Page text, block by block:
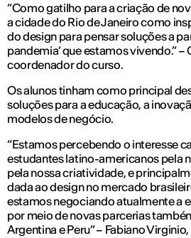
“Como gatilho para a criação de
a cidade do Rio de Janeiro como
do design para pensar soluções a
pandemia’ que estamos vivendo.”
coordenador do curso.
Os alunos tinham como principal
soluções para a educação, a
modelos de negócio.
“Estamos percebendo o interesse
estudantes latino-americanos pela
pela nossa criatividade, e
dada ao design no mercado
estamos negociando atualmente a
por meio de novas parcerias
Argentina e Peru” – Fabiano